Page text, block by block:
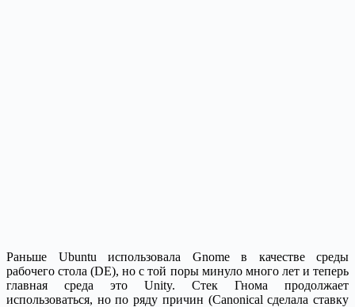
Раньше Ubuntu использовала Gnome в качестве среды
рабочего стола (DE), но с той поры минуло много лет и теперь
главная среда это Unity. Стек Гнома продолжает
использоваться, но по ряду причин (Canonical сделала ставку